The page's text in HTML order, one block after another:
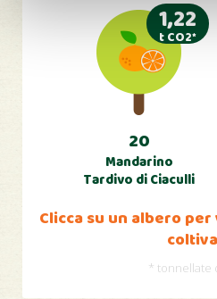
1,22
t CO2*
20
Mandarino
Tardivo di Ciaculli
Clicca su un albero
* tonnellate